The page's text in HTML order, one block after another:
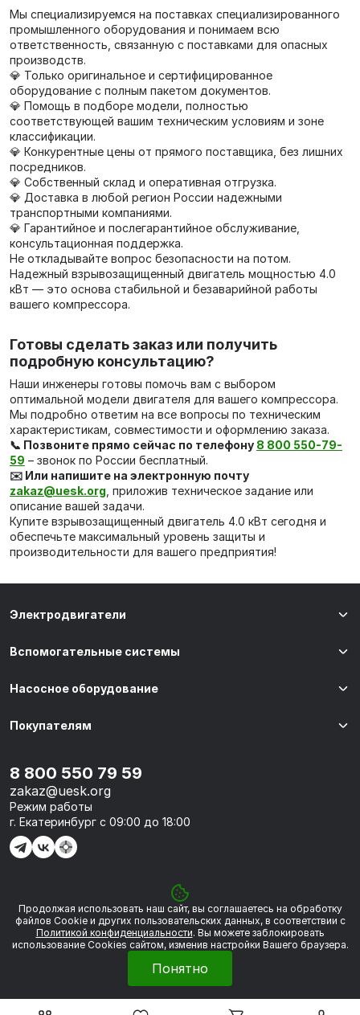
Мы специализируемся на поставках специализированного
промышленного оборудования и понимаем всю
ответственность, связанную с поставками для опасных
производств.
💎 Только оригинальное и сертифицированное
оборудование с полным пакетом документов.
💎 Помощь в подборе модели, полностью
соответствующей вашим техническим условиям и зоне
классификации.
💎 Конкурентные цены от прямого поставщика, без лишних
посредников.
💎 Собственный склад и оперативная отгрузка.
💎 Доставка в любой регион России надежными
транспортными компаниями.
💎 Гарантийное и послегарантийное обслуживание,
консультационная поддержка.
Не откладывайте вопрос безопасности на потом.
Надежный взрывозащищенный двигатель мощностью 4.0
кВт — это основа стабильной и безаварийной работы
вашего компрессора.
Готовы сделать заказ или получить
подробную консультацию?
Наши инженеры готовы помочь вам с выбором
оптимальной модели двигателя для вашего компрессора.
Мы подробно ответим на все вопросы по техническим
характеристикам, совместимости и оформлению заказа.
📞 Позвоните прямо сейчас по телефону 8 800 550-79-
59 – звонок по России бесплатный.
✉️ Или напишите на электронную почту
zakaz@uesk.org , приложив техническое задание или
описание вашей задачи.
Купите взрывозащищенный двигатель 4.0 кВт сегодня и
обеспечьте максимальный уровень защиты и
производительности для вашего предприятия!
© 2026 «УЭСК-ТЕХНОЛОГИИ»
Электродвигатели
Вспомогательные системы
Насосное оборудование
Покупателям
8 800 550 79 59
zakaz@uesk.org
Режим работы
г. Екатеринбург с 09:00 до 18:00
Политика обработки персональных данных
Сделано вFramelink
Продолжая использовать наш сайт, вы соглашаетесь на обработку
файлов Сookie и других пользовательских данных, в соответствии с
Политикой конфиденциальности. Вы можете заблокировать
использование Cookies сайтом, изменив настройки Вашего браузера.
Понятно